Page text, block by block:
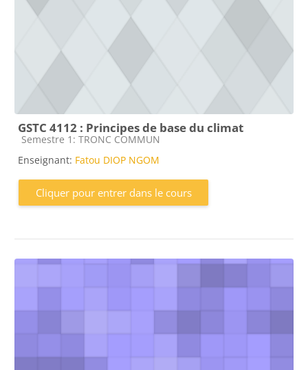
GSTC 4112 : Principes de base du climat
Catégorie de cours
Semestre 1: TRONC COMMUN
Enseignant: Fatou DIOP NGOM
Cliquer pour entrer dans le cours